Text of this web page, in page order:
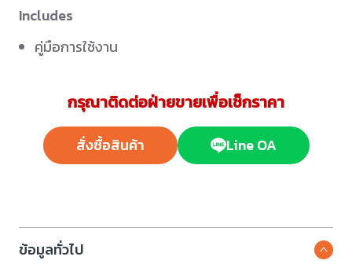
Includes
คู่มือการใช้งาน
กรุณาติดต่อฝ่ายขายเพื่อเช็กราคา
สั่งซื้อสินค้า Line OA
ข้อมูลทั่วไป